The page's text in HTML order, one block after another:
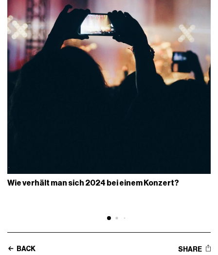
Wie verhält man sich 2024 bei einem Konzert?
BACK SHARE